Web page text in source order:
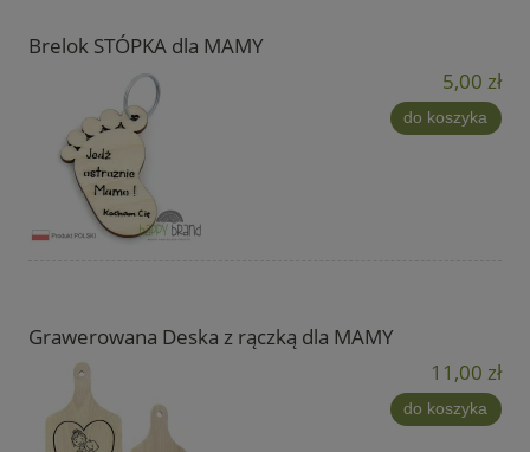
Brelok STÓPKA dla MAMY
5,00 zł
do koszyka
Grawerowana Deska z rączką dla MAMY
11,00 zł
do koszyka